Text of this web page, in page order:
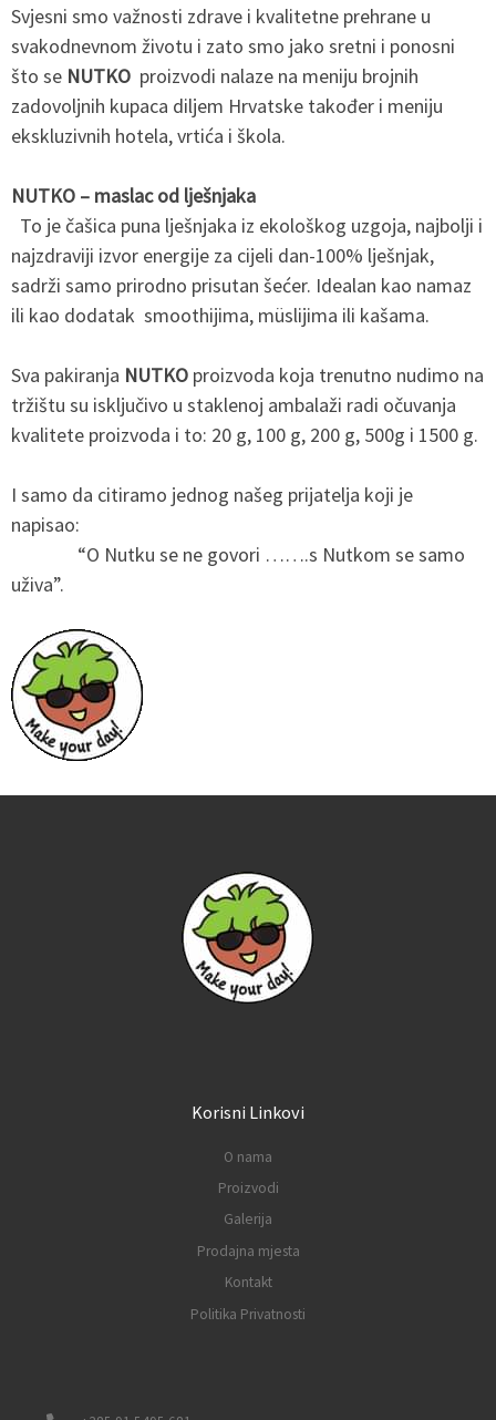
Svjesni smo važnosti zdrave i kvalitetne prehrane u
svakodnevnom životu i zato smo jako sretni i ponosni
što se NUTKO proizvodi nalaze na meniju brojnih
zadovoljnih kupaca diljem Hrvatske također i meniju
ekskluzivnih hotela, vrtića i škola.
NUTKO – maslac od lješnjaka
To je čašica puna lješnjaka iz ekološkog uzgoja, najbolji i
najzdraviji izvor energije za cijeli dan-100% lješnjak,
sadrži samo prirodno prisutan šećer. Idealan kao namaz
ili kao dodatak smoothijima, müslijima ili kašama.
Sva pakiranja NUTKO proizvoda koja trenutno nudimo na
tržištu su isključivo u staklenoj ambalaži radi očuvanja
kvalitete proizvoda i to: 20 g, 100 g, 200 g, 500g i 1500 g.
I samo da citiramo jednog našeg prijatelja koji je
napisao:
“O Nutku se ne govori …….s Nutkom se samo
uživa”.
Korisni Linkovi
O nama
Proizvodi
Galerija
Prodajna mjesta
Kontakt
Politika Privatnosti